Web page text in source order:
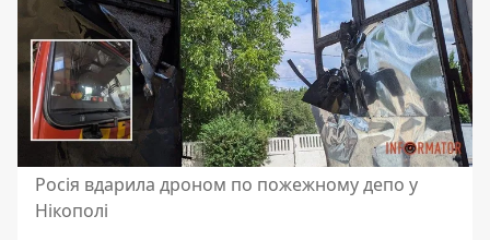
Росія вдарила дроном по пожежному депо у
Нікополі